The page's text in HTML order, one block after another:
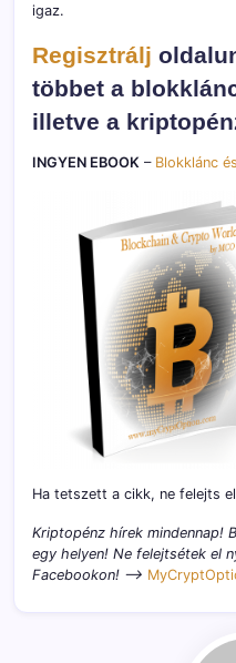
igaz.
Regisztrálj
többet a
illetve a
INGYEN EBOOK – Blokklánc
Ha tetszett a cikk, ne felejts
Kriptopénz hírek mindennap!
egy helyen! Ne felejtsétek el
Facebookon! –>